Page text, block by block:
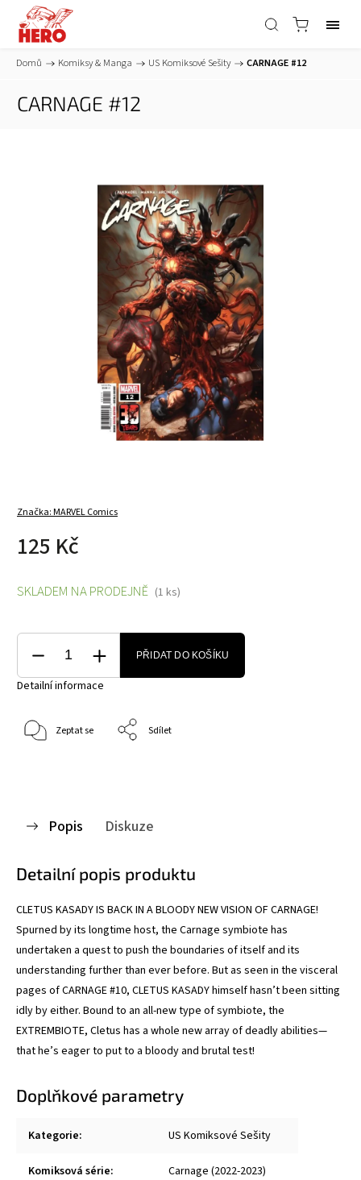
Domů / Komiksy & Manga / US Komiksové Sešity / CARNAGE #12
CARNAGE #12
Značka:MARVEL Comics
125 Kč
SKLADEM NA PRODEJNĚ (1 ks)
PŘIDAT DO KOŠÍKU
Detailní informace
Zeptat se Sdílet
Popis Diskuze
Detailní popis produktu
CLETUS KASADY IS BACK IN A BLOODY NEW VISION OF CARNAGE!
Spurned by its longtime host, the Carnage symbiote has
undertaken a quest to push the boundaries of itself and its
understanding further than ever before. But as seen in the visceral
pages of CARNAGE #10, CLETUS KASADY himself hasn’t been sitting
idly by either. Bound to an all-new type of symbiote, the
EXTREMBIOTE, Cletus has a whole new array of deadly abilities—
that he’s eager to put to a bloody and brutal test!
Doplňkové parametry
Kategorie: US Komiksové Sešity
Komiksová série: Carnage (2022-2023)